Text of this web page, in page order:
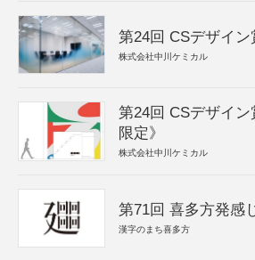
第24回 CSデザイン
株式会社中川ケミカル
第24回 CSデザイ
限定》
株式会社中川ケミカル
第71回 喜多方発感
漢字のまち喜多方